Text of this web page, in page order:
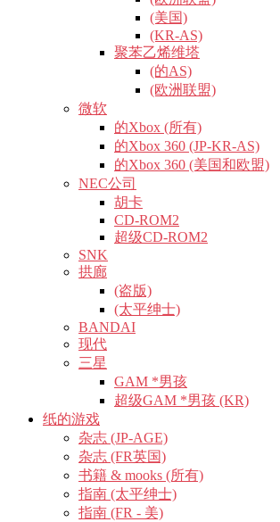
(美国)
(KR-AS)
聚苯乙烯维塔
(的AS)
(欧洲联盟)
微软
的Xbox (所有)
的Xbox 360 (JP-KR-AS)
的Xbox 360 (美国和欧盟)
NEC公司
胡卡
CD-ROM2
超级CD-ROM2
SNK
拱廊
(盗版)
(太平绅士)
BANDAI
现代
三星
GAM *男孩
超级GAM *男孩 (KR)
纸的游戏
杂志 (JP-AGE)
杂志 (FR英国)
书籍 & mooks (所有)
指南 (太平绅士)
指南 (FR - 美)